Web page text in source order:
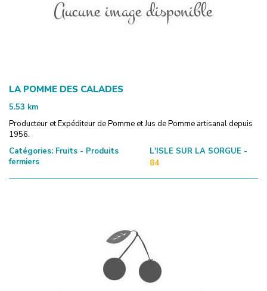
LA POMME DES CALADES
5.53 km
Producteur et Expéditeur de Pomme et Jus de Pomme artisanal depuis
1956.
Catégories: Fruits - Produits
fermiers
L'ISLE SUR LA SORGUE -
84